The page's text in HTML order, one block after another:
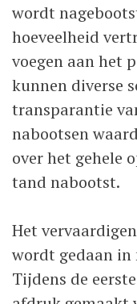
wordt
hoeveelheid
voegen aan het
kunnen diverse
transparantie
nabootsen
over het gehele
tand nabootst.
Het
wordt gedaan
Tijdens de